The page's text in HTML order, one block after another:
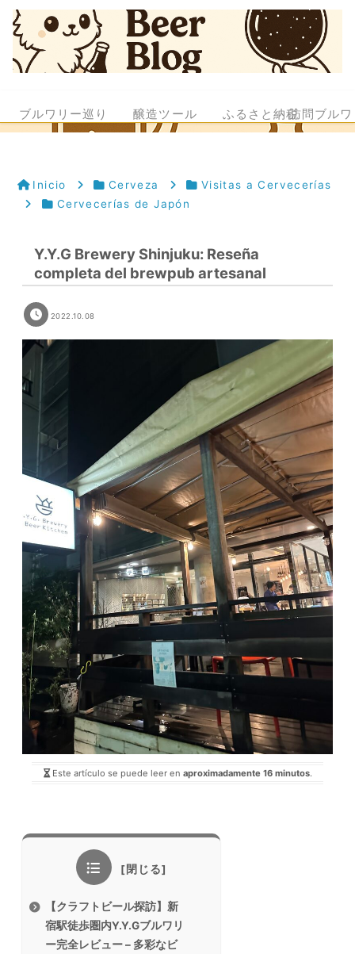
ブルワリー巡り 醸造ツール ふるさと納税訪問ブル
Inicio Cerveza
Visitas a Cervecerías
Cervecerías de Japón
Y.Y.G Brewery Shinjuku: Reseña
completa del brewpub artesanal
2022.10.08
Este artículo se puede leer en aproximadamente 16 minutos.
【クラフトビール探訪】新
宿駅徒歩圏内Y.Y.Gブルワリ
ー完全レビュー – 多彩なビ